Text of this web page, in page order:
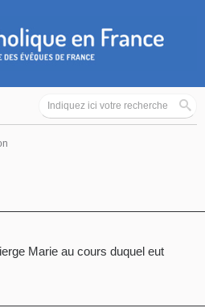
Marie au cours duquel eut